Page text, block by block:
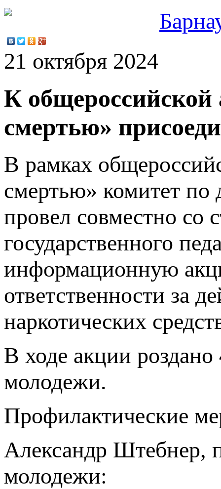
21 октября 2024
К
смертью»
В рамках
смертью» комитет по
провел совместно со
государственного
информационную
ответственности за
наркотических
В ходе акции
молодежи.
Профилактические
Александр Штебнер,
молодежи: